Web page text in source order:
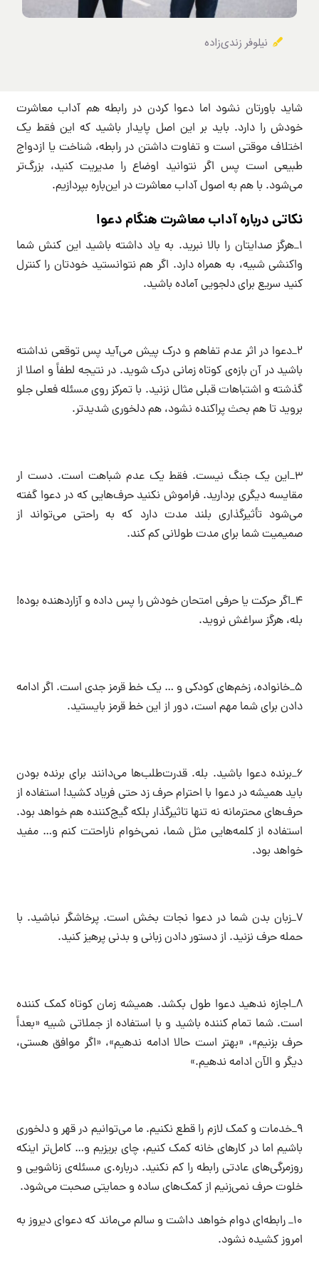
نیلوفر زندی‌زاده
شاید باورتان نشود اما دعوا کردن در رابطه هم آداب معاشرت
خودش را دارد. باید بر این اصل پایدار باشید که این فقط یک
اختلاف موقتی است و تفاوت داشتن در رابطه، شناخت یا ازدواج
طبیعی است پس اگر نتوانید اوضاع را مدیریت کنید، بزرگ‌تر
می‌شود. با هم به اصول آداب معاشرت در این‌باره بپردازیم.
نکاتی درباره آداب معاشرت هنگام دعوا
۱_هرگز صدایتان را بالا نبرید. به یاد داشته باشید این کنش شما
واکنشی شبیه، به همراه دارد. اگر هم نتوانستید خودتان را کنترل
کنید سریع برای دلجویی آماده باشید.
۲_دعوا در اثر عدم تفاهم و درک پیش می‌آید پس توقعی نداشته
باشید در آن بازه‌ی کوتاه زمانی درک شوید. در نتیجه لطفاً و اصلا از
گذشته و اشتباهات قبلی مثال نزنید. با تمرکز روی مسئله فعلی جلو
بروید تا هم بحث پراکنده نشود، هم دلخوری شدیدتر.
۳_این یک جنگ نیست. فقط یک عدم شباهت است. دست ار
مقایسه دیگری بردارید. فراموش نکنید حرف‌هایی که در دعوا گفته
می‌شود تأثیرگذاری بلند مدت دارد که به راحتی می‌تواند از
صمیمیت شما برای مدت طولانی کم‌ کند.
۴_اگر حرکت یا حرفی امتحان خودش را پس داده و آزاردهنده بوده!
بله، هرگز سراغش نروید.
۵_خانواده، زخم‌های کودکی و … یک خط قرمز جدی است. اگر ادامه
دادن برای شما مهم است، دور از این خط قرمز بایستید.
۶_برنده دعوا باشید. بله. قدرت‌طلب‌ها می‌دانند برای برنده بودن
باید همیشه در دعوا با احترام حرف زد حتی فریاد کشید! استفاده از
حرف‌های محترمانه نه تنها تاثیرگذار بلکه گیج‌کننده هم خواهد بود.
استفاده از کلمه‌هایی مثل شما، نمی‌خوام ناراحتت کنم و… مفید
خواهد بود.
۷_زبان بدن شما در دعوا نجات بخش است. پرخاشگر نباشید. با
حمله حرف نزنید. از دستور دادن زبانی و بدنی پرهیز کنید.
۸_اجازه ندهید دعوا طول بکشد. همیشه زمان کوتاه کمک کننده
است. شما تمام کننده باشید و با استفاده از‌ جملاتی شبیه «بعداً
حرف بزنیم»، «بهتر است حالا ادامه ندهیم»، «اگر موافق هستی،
دیگر و الآن ادامه ندهیم.»
۹_خدمات و کمک لازم را قطع نکنیم. ما می‌توانیم در قهر و دلخوری
باشیم اما در کارهای خانه کمک کنیم، چای بریزیم و‌… کامل‌تر اینکه
روزمرگی‌های عادتی رابطه را کم نکنید. درباره.ی مسئله‌ی زناشویی و
خلوت حرف نمی‌زنیم از کمک‌های ساده و حمایتی صحبت می‌شود.
۱۰_ رابطه‌ای دوام خواهد داشت و سالم‌ می‌ماند که دعوای دیروز به
امروز کشیده نشود.